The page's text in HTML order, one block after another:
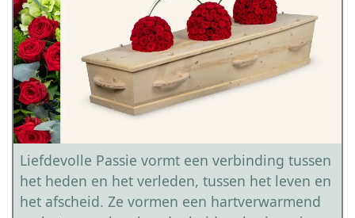
Liefdevolle Passie vormt een verbinding tussen
het heden en het verleden, tussen het leven en
het afscheid. Ze vormen een hartverwarmend